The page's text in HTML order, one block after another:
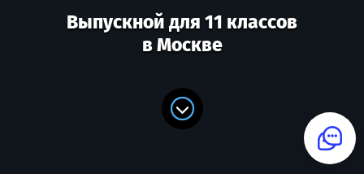
Выпускной для 11 классов
в Москве